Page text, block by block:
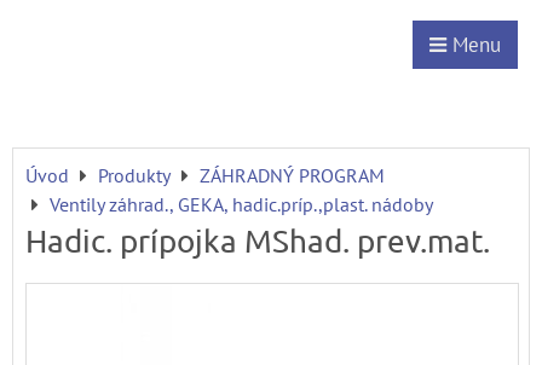
Menu
Úvod Produkty
ZÁHRADNÝ PROGRAM
Ventily záhrad., GEKA, hadic.príp.,plast. nádoby
Hadic. prípojka MShad. prev.mat.